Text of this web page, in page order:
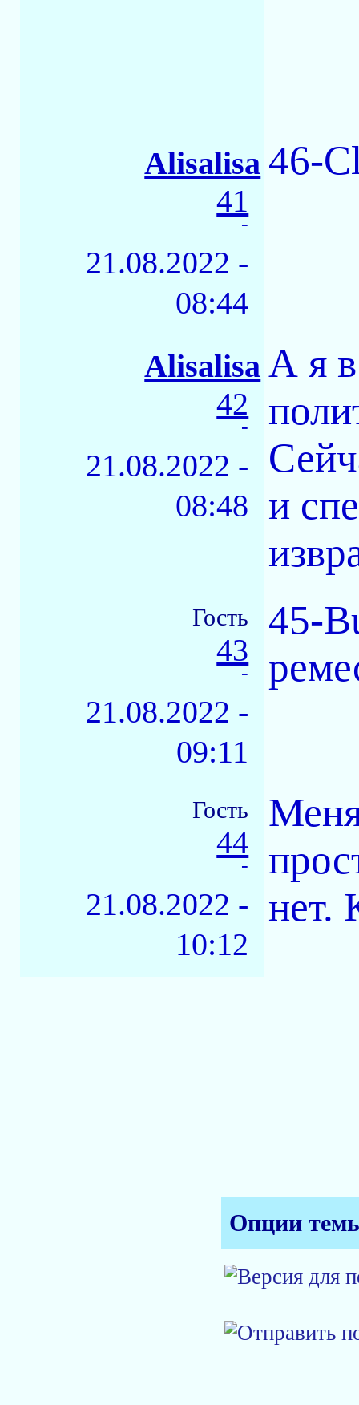
Alisalisa
41
-
21.08.2022 -
08:44
46-
Alisalisa
42
-
21.08.2022 -
08:48
А я
и
Гость
43
-
21.08.2022 -
09:11
45-
Гость
44
-
21.08.2022 -
10:12
нет.
Опции